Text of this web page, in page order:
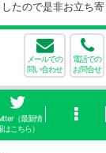
ので是非お立ち寄
メールでの
問い合わせ
電話での
お問合せ
（最新情
はこちら）